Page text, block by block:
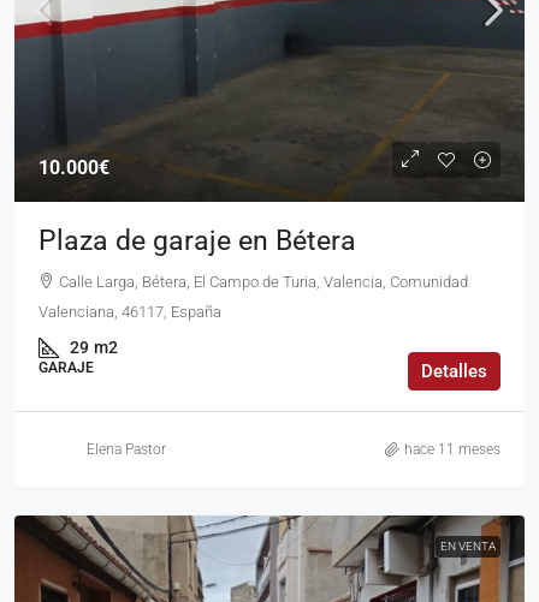
10.000€
Plaza de garaje en Bétera
Calle Larga, Bétera, El Campo de Turia, Valencia, Comunidad
Valenciana, 46117, España
29 m2
GARAJE Detalles
Elena Pastor hace 11 meses
EN VENTA